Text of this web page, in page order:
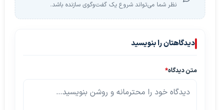
نظر شما می‌تواند شروع یک گفت‌وگوی سازنده باشد.
دیدگاهتان را بنویسید
متن دیدگاه*